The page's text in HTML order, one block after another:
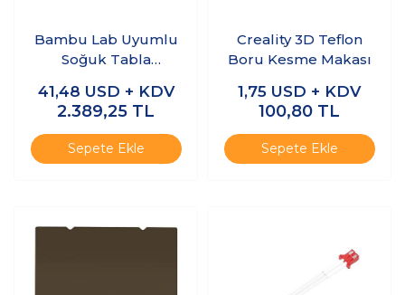
Bambu Lab Uyumlu
Soğuk Tabla
X1/P1/A1 Serisi
41,48 USD + KDV
2.389,25 TL
Sepete Ekle
Creality 3D Teflon
Boru Kesme Makası
1,75 USD + KDV
100,80 TL
Sepete Ekle